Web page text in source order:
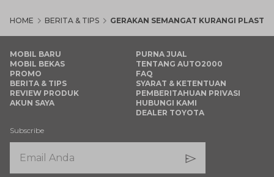
HOME BERITA & TIPS GERAKAN SEMANGAT KURANGI
MOBIL BARU
MOBIL BEKAS
PROMO
BERITA & TIPS
REVIEW PRODUK
AKUN SAYA
PURNA JUAL
TENTANG AUTO2000
FAQ
SYARAT & KETENTUAN
PEMBERITAHUAN PRIVASI
HUBUNGI KAMI
DEALER TOYOTA
Subscribe